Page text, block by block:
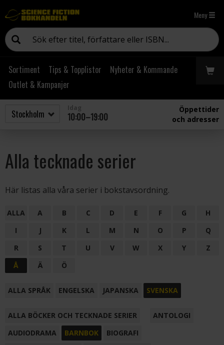
Meny
Sortiment Tips & Topplistor
Nyheter & Kommande
Outlet & Kampanjer
10:00–19:00
Öppettider
och adresser
Alla tecknade serier
Här listas alla våra serier i bokstavsordning.
ALLA A B C D E F G
H
I
J K L M N O P
Q
R
S T U V W X Y
Z
Å
Ä Ö
ALLA SPRÅK ENGELSKA JAPANSKA SVENSKA
ALLA BÖCKER OCH TECKNADE SERIER
ANTOLOGI
AUDIODRAMA
BARNBOK
BIOGRAFI